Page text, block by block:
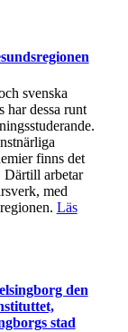
svenska
har dessa runt
finns det
Därtill arbetar
med
Läs
den
stad